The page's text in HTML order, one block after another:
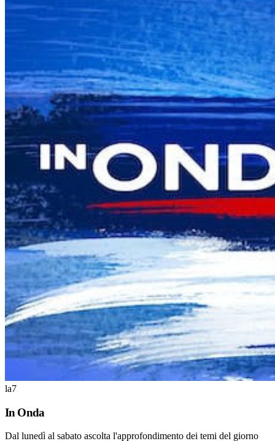
la7
In Onda
Dal lunedì al sabato ascolta l'approfondimento dei temi del giorno